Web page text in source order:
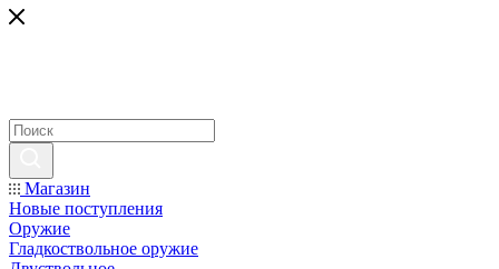
Магазин
Новые поступления
Оружие
Гладкоствольное оружие